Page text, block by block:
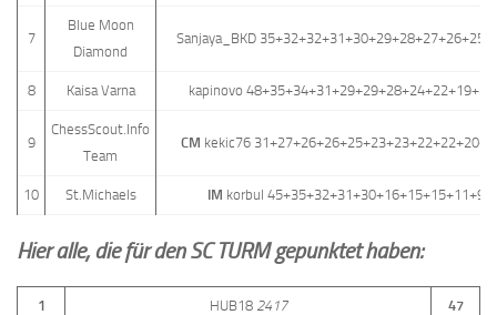
7
Blue Moon
Diamond
Sanjaya_BKD
8 Kaisa Varna kapinovo
9
ChessScout.Info
Team
CM kekic76
10 St.Michaels IM korbul
Hier alle, die für den SC TURM gepunktet haben:
1 HUB182417 47